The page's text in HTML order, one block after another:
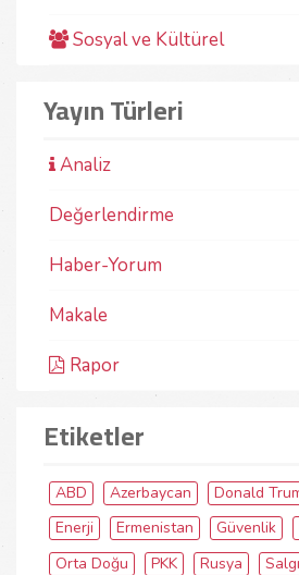
Sosyal ve Kültürel
Yayın Türleri
Analiz
Değerlendirme
Haber-Yorum
Makale
Rapor
Etiketler
ABD Azerbaycan Donald
Enerji
Ermenistan Güvenlik
Orta Doğu
PKK Rusya